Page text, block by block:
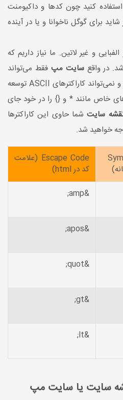
کنید چون کدها و داکیومنت
برای گوگل ناخوانا و یا در آینده
و غیر لاتین. ما نیاز داریم که
سایت مپ فقط می‌تواند
شامل کاراکتر‌های ASCII باشد و نمی‌تواند کاراکتر‌های ASCII توسعه
خاص مانند * و {} را در خود جای
سایتشما حاوی این کاراکتر‌ها
خواهید شد.
Escape Code (علامت
کد در html)
&amp;
&apos;
&quot;
&gt;
&lt;
سایت یا سایت مپ